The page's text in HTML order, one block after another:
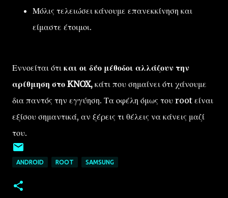
Μόλις τελειώσει κάνουμε επανεκκίνηση και
είμαστε έτοιμοι.
Εννοείται ότι και οι δύο μέθοδοι αλλάζουν την
αρίθμηση στο KNOX, κάτι που σημαίνει ότι χάνουμε
δια παντός την εγγύηση. Τα οφέλη όμως του root είναι
εξίσου σημαντικά, αν ξέρεις τι θέλεις να κάνεις μαζί
του.
ANDROID ROOT SAMSUNG